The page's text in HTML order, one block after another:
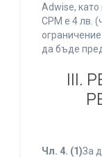
Adwise,
CPM е 4 лв.
да бъде
Чл. 4. (1)За